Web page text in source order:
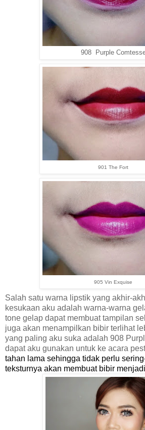
908 Purple
901 The Fort
905 Vin Exquise
Salah satu warna lipstik yang akhir-
kesukaan aku adalah warna-warna
tone gelap dapat membuat tampilan
juga akan menampilkan bibir terlihat
yang paling aku suka adalah 908
dapat aku gunakan untuk ke acara
tahan lama sehingga tidak perlu
teksturnya akan membuat bibir